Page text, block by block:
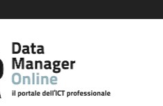
Data
Manager
Online